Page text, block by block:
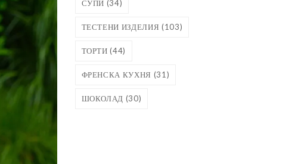
СУПИ (34)
ТЕСТЕНИ ИЗДЕЛИЯ (103)
ТОРТИ (44)
ФРЕНСКА КУХНЯ (31)
ШОКОЛАД (30)